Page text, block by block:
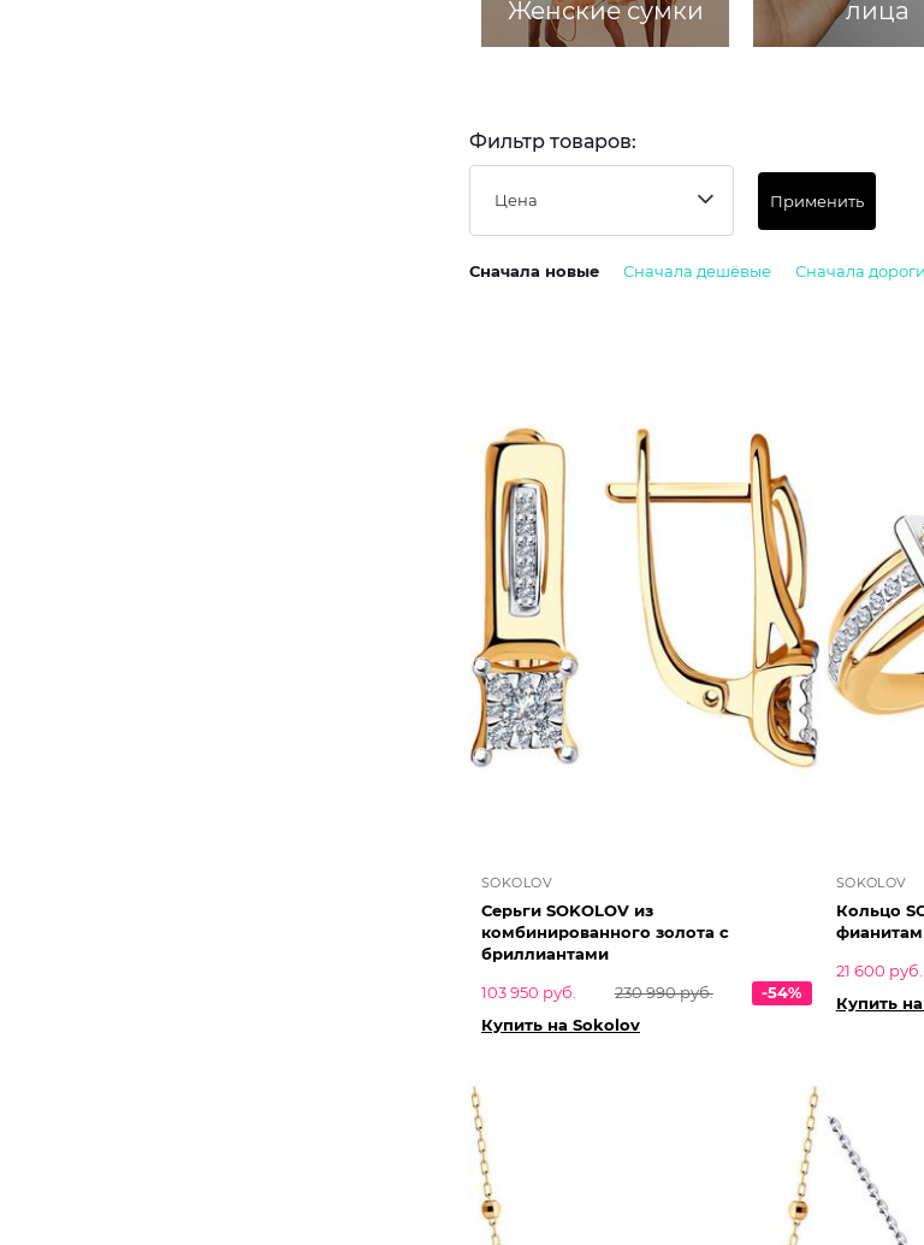
Женские сумки лица
Фильтр товаров:
Цена Применить
Сначала новые Сначала дешёвые Сначала
SOKOLOV
Серьги SOKOLOV из
комбинированного золота с
бриллиантами
103 950 руб.
230 990 руб.
-54%
Купить на Sokolov
SOKOLOV
Кольцо
21 600 руб.
Купить